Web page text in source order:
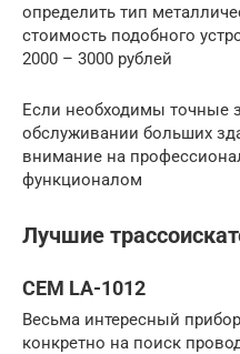
определить тип
стоимость подобного
2000 – 3000 рублей
Если необходимы точные
обслуживании больших
внимание на
функционалом
Лучшие
CEM LA-1012
Весьма интересный
конкретно на поиск